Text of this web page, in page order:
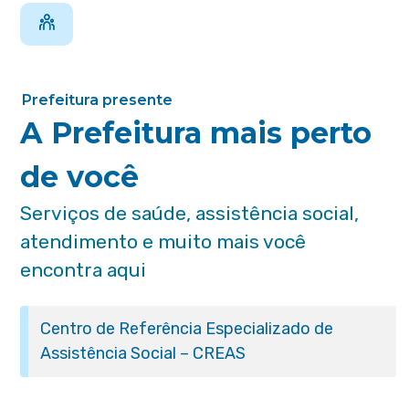
Prefeitura presente
A Prefeitura mais perto
de você
Serviços de saúde, assistência social,
atendimento e muito mais você
encontra aqui
Centro de Referência Especializado de
Assistência Social – CREAS